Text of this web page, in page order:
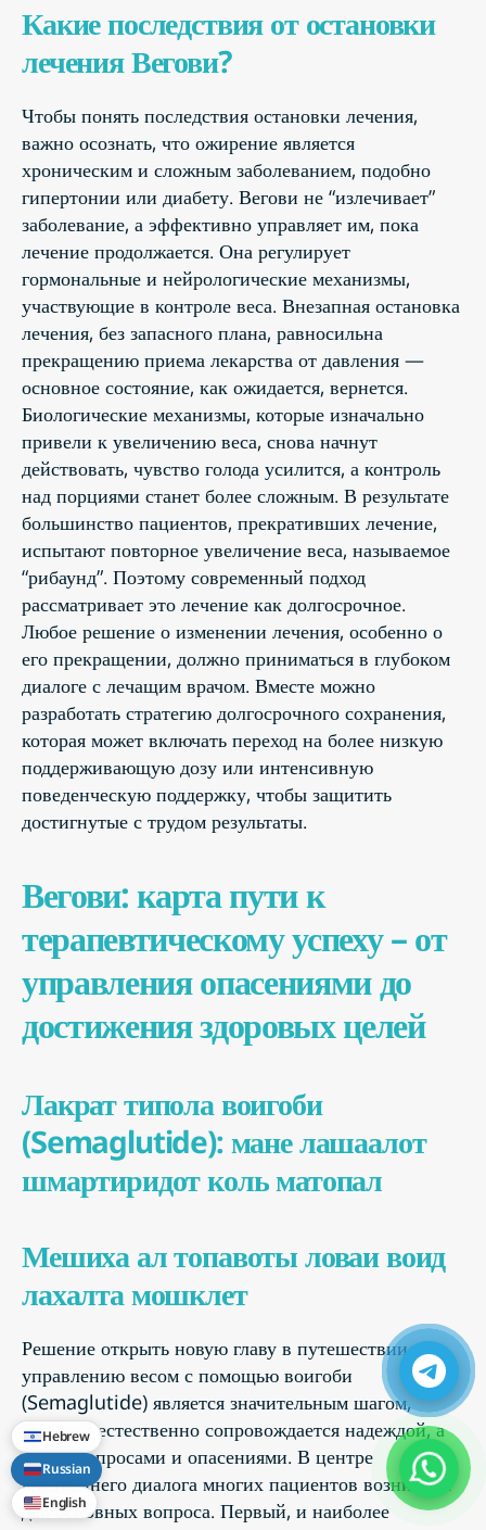
Какие последствия от остановки
лечения Вегови?
Чтобы понять последствия остановки лечения,
важно осознать, что ожирение является
хроническим и сложным заболеванием, подобно
гипертонии или диабету. Вегови не “излечивает”
заболевание, а эффективно управляет им, пока
лечение продолжается. Она регулирует
гормональные и нейрологические механизмы,
участвующие в контроле веса. Внезапная остановка
лечения, без запасного плана, равносильна
прекращению приема лекарства от давления —
основное состояние, как ожидается, вернется.
Биологические механизмы, которые изначально
привели к увеличению веса, снова начнут
действовать, чувство голода усилится, а контроль
над порциями станет более сложным. В результате
большинство пациентов, прекративших лечение,
испытают повторное увеличение веса, называемое
“рибаунд”. Поэтому современный подход
рассматривает это лечение как долгосрочное.
Любое решение о изменении лечения, особенно о
его прекращении, должно приниматься в глубоком
диалоге с лечащим врачом. Вместе можно
разработать стратегию долгосрочного сохранения,
которая может включать переход на более низкую
поддерживающую дозу или интенсивную
поведенческую поддержку, чтобы защитить
достигнутые с трудом результаты.
Вегови: карта пути к
терапевтическому успеху – от
управления опасениями до
достижения здоровых целей
Лакрат типола воигоби
(Semaglutide): мане лашаалот
шмартиридот коль матопал
Мешиха ал топавоты ловаи воид
лахалта мошклет
Решение открыть новую главу в путешествии по
управлению весом с помощью воигоби
(Semaglutide) является значительным шагом,
который естественно сопровождается надеждой, а
также вопросами и опасениями. В центре
внутреннего диалога многих пациентов возникают
два основных вопроса. Первый, и наиболее
Hebrew
Russian
English